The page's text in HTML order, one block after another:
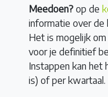
Meedoen? op de
informatie over de
Het is mogelijk
voor je definitief
Instappen kan het
is) of per kwartaal.